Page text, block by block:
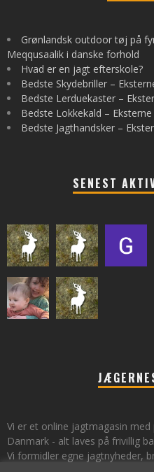
Grønlandsk outdoor tøj på
Meqqusaalik i danske forhold
Hvad er en jagt efterskole?
Bedste Skydebriller –
Bedste Lerduekaster –
Bedste Lokkekald –
Bedste Jagthandsker –
SENEST
Vi er et online jagtmagasin
Danmark - alt laves på frivillig
Vi formidler egne jagtnyheder,